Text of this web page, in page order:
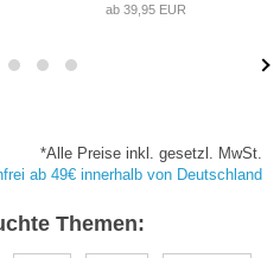
ab 39,95 EUR
*Alle Preise inkl. gesetzl. MwSt.
ab 49€ innerhalb von Deutschland
Themen: